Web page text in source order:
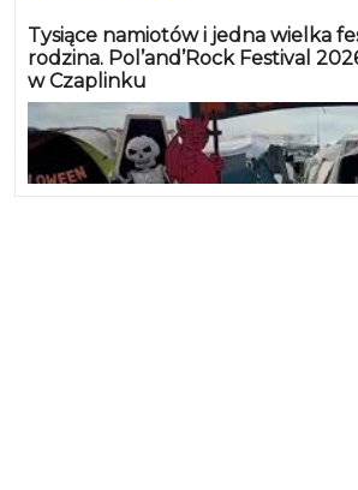
Tysiące namiotów i jedna wielka
rodzina. Pol’and’Rock Festival
w Czaplinku